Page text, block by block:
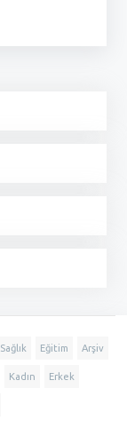
Sağlık Eğitim Arşiv
Kadın Erkek